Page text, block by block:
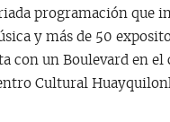
programación que
y más de 50
con un Boulevard en el
Cultural